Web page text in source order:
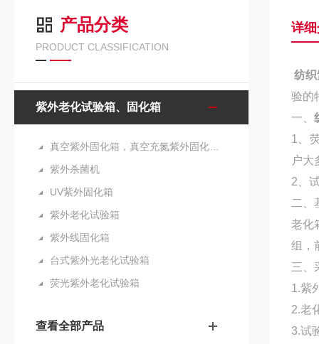
产品分类
PRODUCT CLASSIFICATION
紫外老化试验箱、固化箱
紫外杀菌机
UV紫外固化箱
紫外老化试验箱
紫外线固化箱
台式紫外光老化试验箱
荧光紫外老化试验箱
查看全部产品
详
纺
验的
一、
1、
户大
2、
二、
老化
组，
三、
1.紫
2.老
3.试